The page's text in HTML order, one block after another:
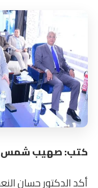
كتب: صهيب شمس
أكد الدكتور حسان